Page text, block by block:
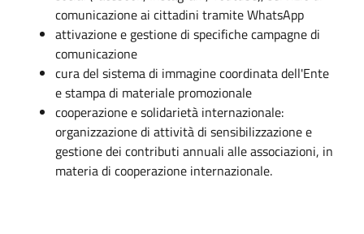
comunicazione ai cittadini tramite WhatsApp
attivazione e gestione di specifiche campagne di
comunicazione
cura del sistema di immagine coordinata dell'Ente
e stampa di materiale promozionale
cooperazione e solidarietà internazionale:
organizzazione di attività di sensibilizzazione e
gestione dei contributi annuali alle associazioni, in
materia di cooperazione internazionale.